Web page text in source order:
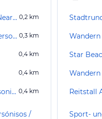
Einkaufsstraße Navarchou Nearchou 0,2 km
Yachthafen Chersonissos/Hersonissos 0,3 km
0,4 km
0,4 km
Lighthouse of Limenas Hersonissou 0,4 km
/
Star
Reitstall
Sport-